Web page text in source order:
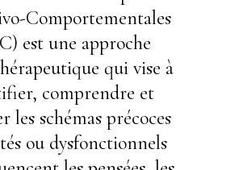
Comportementales
est une approche
qui vise à
comprendre et
les schémas précoces
ou dysfonctionnels